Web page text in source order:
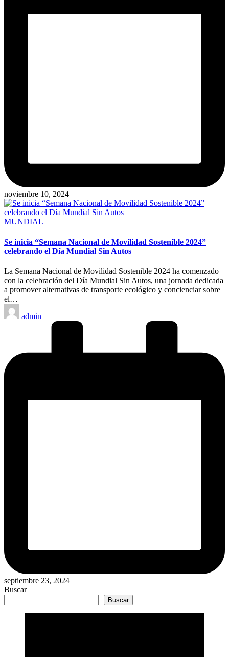
noviembre 10, 2024
Publicado
MUNDIAL
Se inicia “Semana Nacional de Movilidad Sostenible 2024”
celebrando el Día Mundial Sin Autos
La Semana Nacional de Movilidad Sostenible 2024 ha comenzado
con la celebración del Día Mundial Sin Autos, una jornada dedicada
a promover alternativas de transporte ecológico y concienciar sobre
el…
Publicado
por
admin
septiembre 23, 2024
Buscar
Buscar